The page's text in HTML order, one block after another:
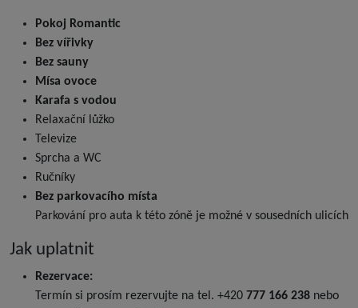
Pokoj Romantic
Bez vířivky
Bez sauny
Mísa ovoce
Karafa s vodou
Relaxační lůžko
Televize
Sprcha a WC
Ručníky
Bez parkovacího místa
Parkování pro auta k této zóně je možné v sousedních ulicích
Jak uplatnit
Rezervace:
Termín si prosím rezervujte na tel. +420 777 166 238 nebo